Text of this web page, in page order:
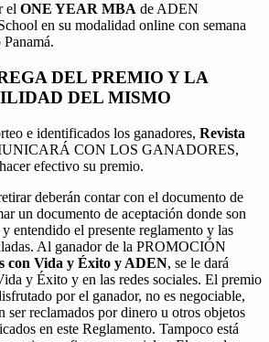
el ONE YEAR MBA de ADEN
en su modalidad online con semana
DEL PREMIO Y LA
DEL MISMO
e identificados los ganadores, Revista
CON LOS GANADORES,
efectivo su premio.
deberán contar con el documento de
un documento de aceptación donde son
entendido el presente reglamento y las
Al ganador de la PROMOCIÓN
con Vida y Éxito y ADEN, se le dará
y Éxito y en las redes sociales. El premio
por el ganador, no es negociable,
ser reclamados por dinero u otros objetos
en este Reglamento. Tampoco está